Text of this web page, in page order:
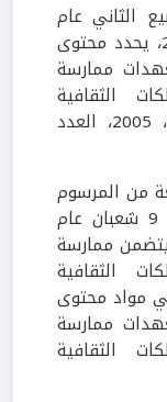
وزاري مشترك مؤرخ في 20 ربيع الثاني عام
1426 الموافق لـ 29 مايو سنة 2005، يحدد محتوى
ممارسة
الثقافية
العقارية المحمية (الجريدة الرسمية، 2005، العدد
من المرسوم
التنفيذي رقم 03 - 322 مؤرخ في 9 شعبان عام
5 أكتوبر سنة 2003، يتضمن ممارسة
الثقافية
مواد محتوى
ممارسة
الثقافية